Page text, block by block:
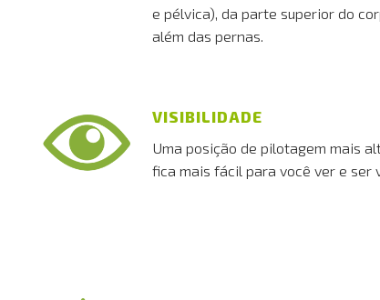
e pélvica), da parte superior do
além das pernas.
VISIBILIDADE
Uma posição de pilotagem mais
fica mais fácil para você ver e ser